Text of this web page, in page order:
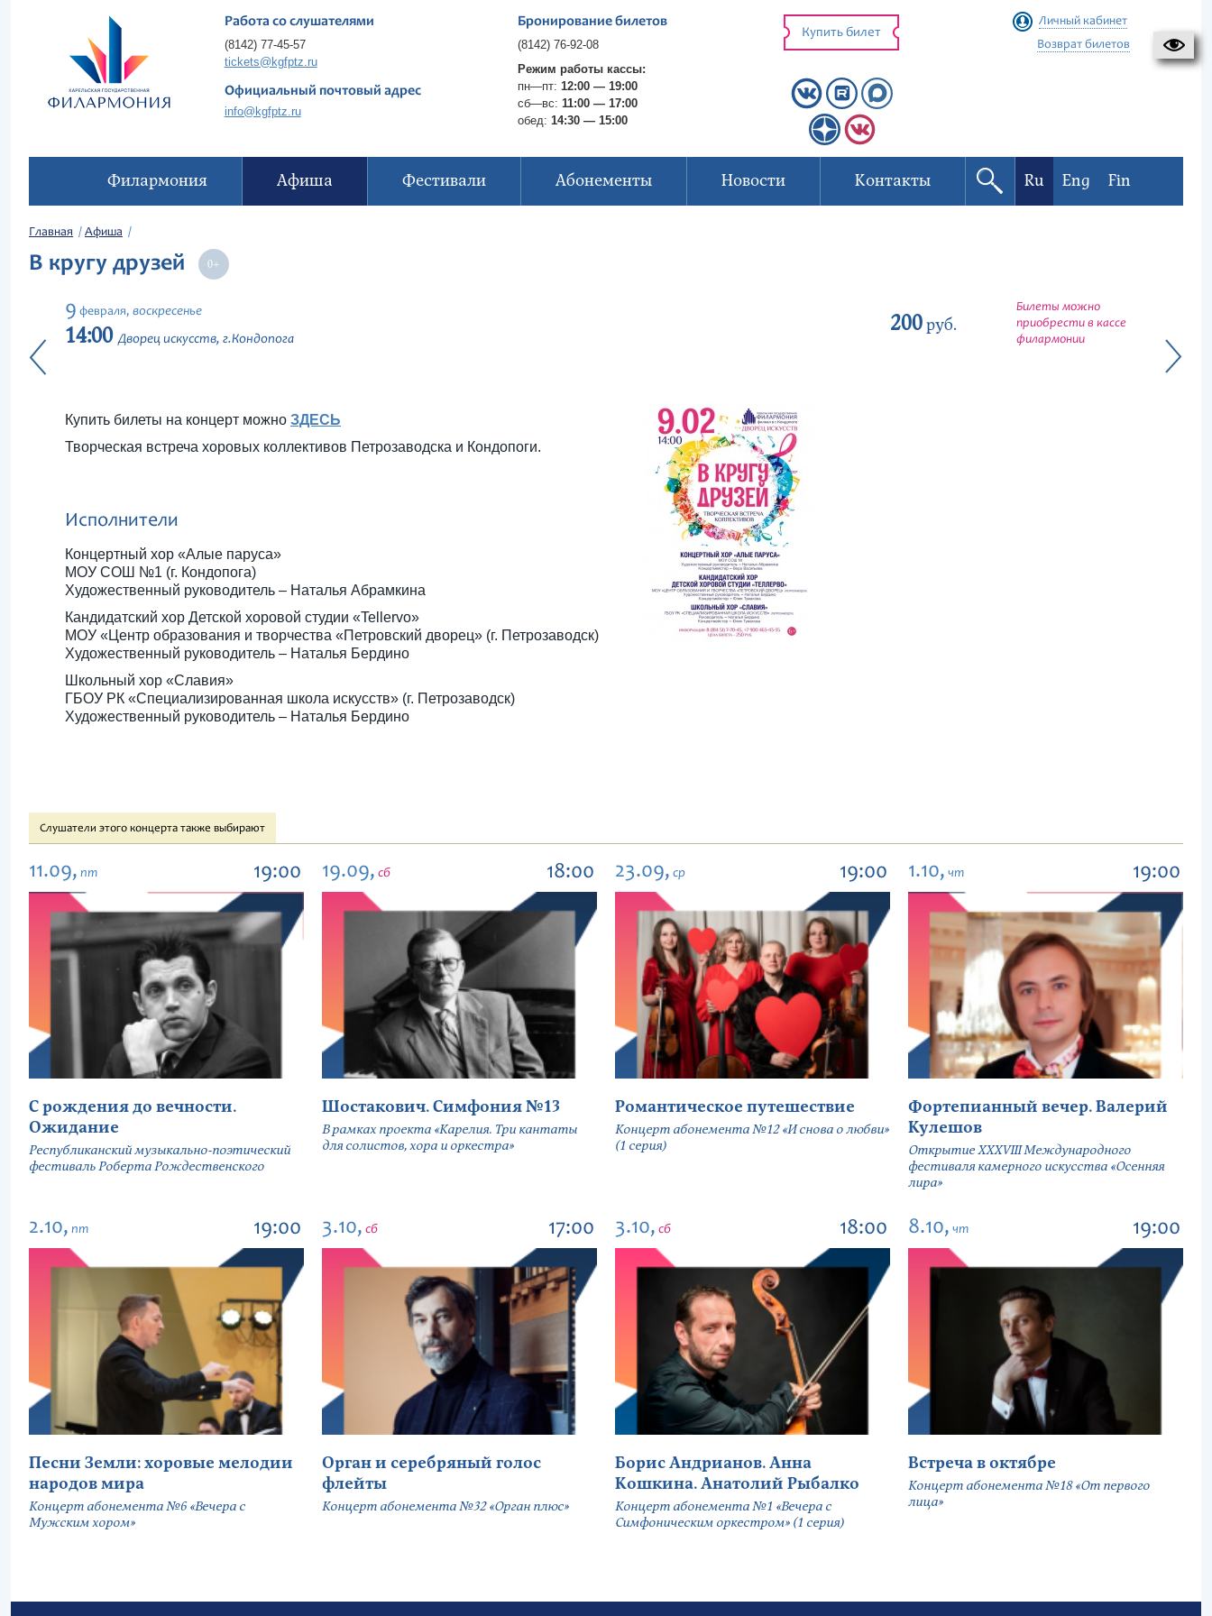
Работа со слушателями
(8142) 77-45-57
tickets@kgfptz.ru
Официальный почтовый адрес
info@kgfptz.ru
Бронирование билетов
(8142) 76-92-08
Режим работы кассы:
пн—пт: 12:00 — 19:00
сб—вс: 11:00 — 17:00
обед: 14:30 — 15:00
Купить билет
Личный кабинет
Возврат билетов
Филармония Афиша Фестивали Абонементы Новости Контакты Ru Eng Fin
Главная Афиша
В кругу друзей
9 февраля, воскресенье
14:00 Дворец искусств, г.Кондопога
200руб.
Билеты можно
приобрести в кассе
филармонии
Купить билеты на концерт можно ЗДЕСЬ
Творческая встреча хоровых коллективов Петрозаводска и Кондопоги.
Исполнители
Концертный хор «Алые паруса»
МОУ СОШ №1 (г. Кондопога)
Художественный руководитель – Наталья Абрамкина
Кандидатский хор Детской хоровой студии «Tellervo»
МОУ «Центр образования и творчества «Петровский дворец» (г. Петрозаводск)
Художественный руководитель – Наталья Бердино
Школьный хор «Славия»
ГБОУ РК «Специализированная школа искусств» (г. Петрозаводск)
Художественный руководитель – Наталья Бердино
Слушатели этого концерта также выбирают
11.09, пт 19:00
С рождения до вечности.
Ожидание
Республиканский музыкально-поэтический
фестиваль Роберта Рождественского
19.09, сб 18:00
Шостакович. Симфония №13
В рамках проекта «Карелия. Три кантаты
для солистов, хора и оркестра»
23.09, ср 19:00
Романтическое путешествие
Концерт абонемента №12 «И снова о любви»
(1 серия)
1.10, чт 19:00
Фортепианный вечер. Валерий
Кулешов
Открытие ХХХVIII Международного
фестиваля камерного искусства «Осенняя
лира»
2.10, пт 19:00
Песни Земли: хоровые мелодии
народов мира
Концерт абонемента №6 «Вечера с
Мужским хором»
3.10, сб 17:00
Орган и серебряный голос
флейты
Концерт абонемента №32 «Орган плюс»
3.10, сб 18:00
Борис Андрианов. Анна
Кошкина. Анатолий Рыбалко
Концерт абонемента №1 «Вечера с
Симфоническим оркестром» (1 серия)
8.10, чт 19:00
Встреча в октябре
Концерт абонемента №18 «От первого
лица»